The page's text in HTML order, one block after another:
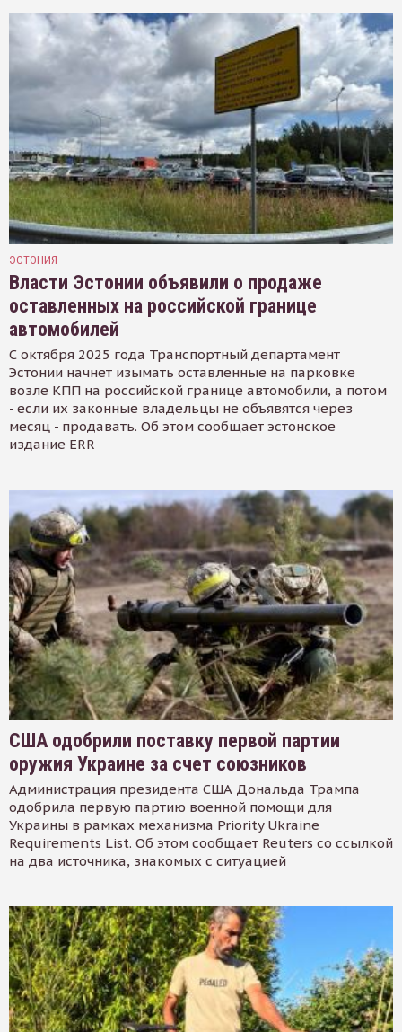
ЭСТОНИЯ
Власти Эстонии объявили о продаже
оставленных на российской границе
автомобилей
С октября 2025 года Транспортный департамент
Эстонии начнет изымать оставленные на парковке
возле КПП на российской границе автомобили, а потом
- если их законные владельцы не объявятся через
месяц - продавать. Об этом сообщает эстонское
издание ERR
США одобрили поставку первой партии
оружия Украине за счет союзников
Администрация президента США Дональда Трампа
одобрила первую партию военной помощи для
Украины в рамках механизма Priority Ukraine
Requirements List. Об этом сообщает Reuters со ссылкой
на два источника, знакомых с ситуацией